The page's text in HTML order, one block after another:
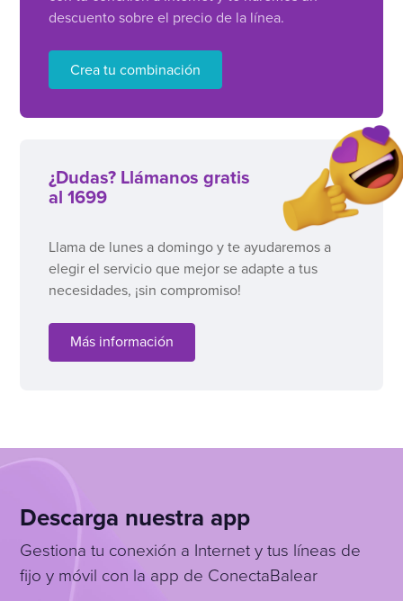
descuento sobre el precio de la línea.
Crea tu combinación
¿Dudas? Llámanos gratis
al 1699
Llama de lunes a domingo y te ayudaremos a
elegir el servicio que mejor se adapte a tus
necesidades, ¡sin compromiso!
Más información
Descarga nuestra app
Gestiona tu conexión a Internet y tus líneas de
fijo y móvil con la app de ConectaBalear